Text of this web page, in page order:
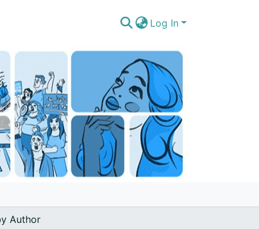
Log In
Author